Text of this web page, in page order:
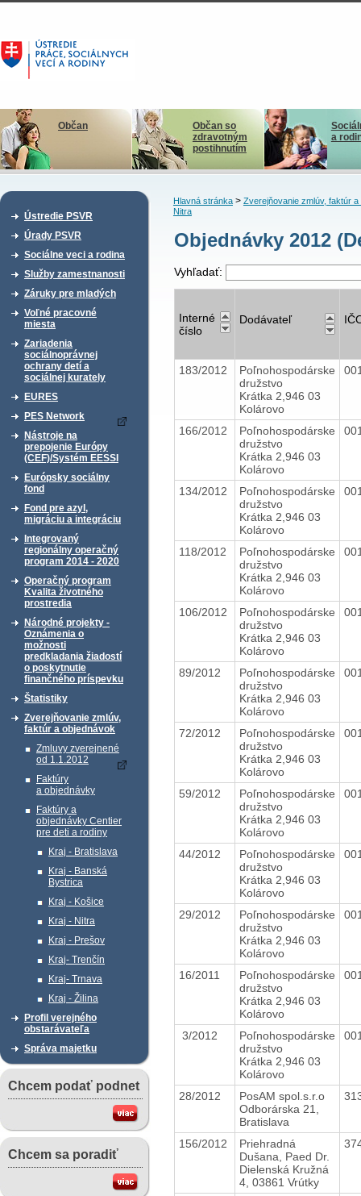
Občan
Občan so
zdravotným
postihnutím
a
Ústredie PSVR
Úrady PSVR
Sociálne veci a rodina
Služby zamestnanosti
Záruky pre mladých
Voľné pracovné
miesta
Zariadenia
sociálnoprávnej
ochrany detí a
sociálnej kurately
EURES
PES Network
Nástroje na
prepojenie Európy
(CEF)/Systém EESSI
Európsky sociálny
fond
Fond pre azyl,
migráciu a integráciu
Integrovaný
regionálny operačný
program 2014 - 2020
Operačný program
Kvalita životného
prostredia
Národné projekty -
Oznámenia o
možnosti
predkladania žiadostí
o poskytnutie
finančného príspevku
Štatistiky
Zverejňovanie zmlúv,
faktúr a objednávok
Zmluvy zverejnené
od 1.1.2012
Faktúry
a objednávky
Faktúry a
objednávky Centier
pre deti a rodiny
Kraj - Bratislava
Kraj - Banská
Bystrica
Kraj - Košice
Kraj - Nitra
Kraj - Prešov
Kraj- Trenčín
Kraj- Trnava
Kraj - Žilina
Profil verejného
obstarávateľa
Správa majetku
Chcem podať podnet
Chcem sa poradiť
Hlavná stránka> Zverejňovanie zmlúv, faktúr a
Nitra
Objednávky 2012
Vyhľadať:
Interné
číslo
Dodávateľ
183/2012
Poľnohospodárske
družstvo
Krátka 2,946 03
Kolárovo
166/2012
Poľnohospodárske
družstvo
Krátka 2,946 03
Kolárovo
134/2012
Poľnohospodárske
družstvo
Krátka 2,946 03
Kolárovo
118/2012
Poľnohospodárske
družstvo
Krátka 2,946 03
Kolárovo
106/2012
Poľnohospodárske
družstvo
Krátka 2,946 03
Kolárovo
89/2012
Poľnohospodárske
družstvo
Krátka 2,946 03
Kolárovo
72/2012
Poľnohospodárske
družstvo
Krátka 2,946 03
Kolárovo
59/2012
Poľnohospodárske
družstvo
Krátka 2,946 03
Kolárovo
44/2012
Poľnohospodárske
družstvo
Krátka 2,946 03
Kolárovo
29/2012
Poľnohospodárske
družstvo
Krátka 2,946 03
Kolárovo
16/2011
Poľnohospodárske
družstvo
Krátka 2,946 03
Kolárovo
3/2012
Poľnohospodárske
družstvo
Krátka 2,946 03
Kolárovo
28/2012
PosAM spol.s.r.o
Odborárska 21,
Bratislava
156/2012
Priehradná
Dušana, Paed Dr.
Dielenská Kružná
4, 03861 Vrútky